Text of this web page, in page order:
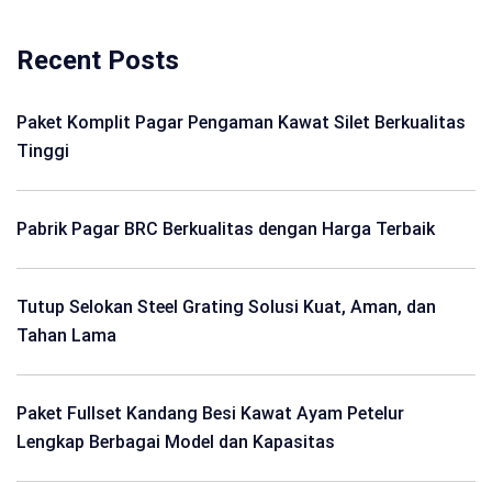
Recent Posts
Paket Komplit Pagar Pengaman Kawat Silet Berkualitas
Tinggi
Pabrik Pagar BRC Berkualitas dengan Harga Terbaik
Tutup Selokan Steel Grating Solusi Kuat, Aman, dan
Tahan Lama
Paket Fullset Kandang Besi Kawat Ayam Petelur
Lengkap Berbagai Model dan Kapasitas